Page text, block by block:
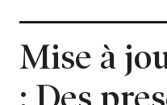
Mise à